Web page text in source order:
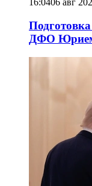
16:0406 авг
ДФО